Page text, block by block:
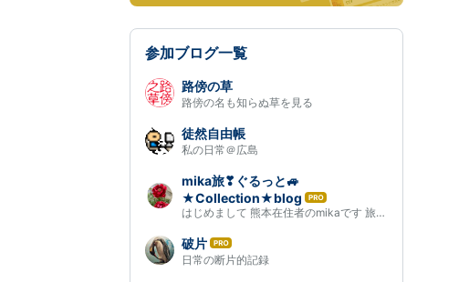
参加ブログ一覧
路傍の草
路傍の名も知らぬ草を見る
徒然自由帳
私の日常＠広島
mika旅❣ぐるっと🚙
★Collection★blog は
て
はじめまして 熊本在住者のmikaです 旅行が大好きで、全国の銅像、…
破片は
て
日常の断片的記録